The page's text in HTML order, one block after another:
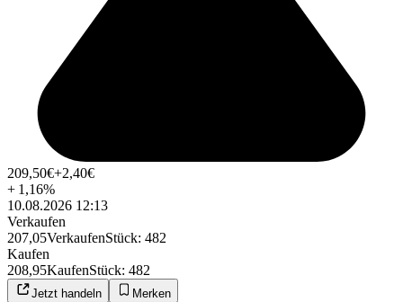
209,50€+2,40€
+ 1,16%
10.08.2026 12:13
Verkaufen
207,05VerkaufenStück: 482
Kaufen
208,95KaufenStück: 482
Jetzt handeln Merken